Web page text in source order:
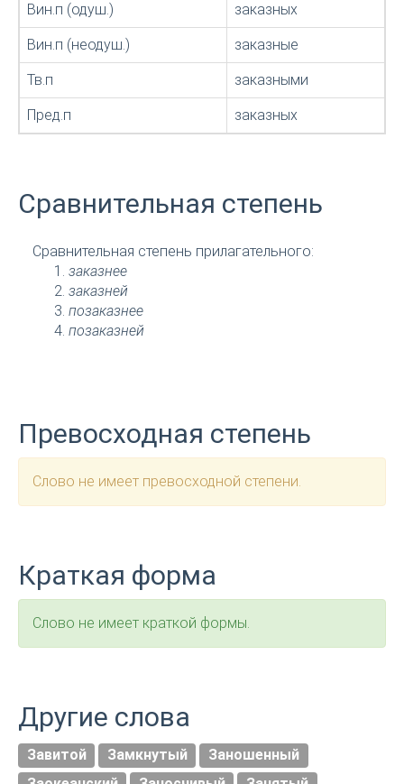
Вин.п (одуш.) заказных
Вин.п (неодуш.) заказные
Тв.п заказными
Пред.п заказных
Сравнительная степень
Сравнительная степень прилагательного:
заказнее
заказней
позаказнее
позаказней
Превосходная степень
Слово не имеет превосходной степени.
Краткая форма
Слово не имеет краткой формы.
Другие слова
Завитой Замкнутый
Заношенный